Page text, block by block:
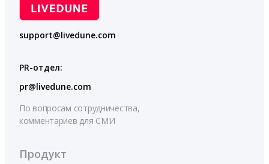
support@livedune.com
PR-отдел:
pr@livedune.com
По вопросам сотрудничества,
комментариев для СМИ
Продукт